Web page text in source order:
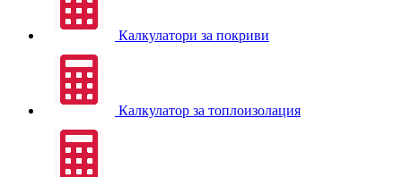
Калкулатори за покриви
Калкулатор за топлоизолация